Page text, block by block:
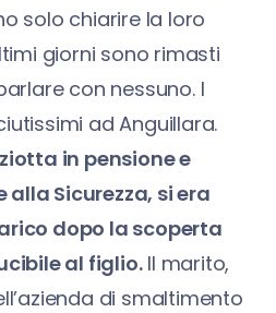
solo chiarire la loro
giorni sono rimasti
con nessuno. I
ad Anguillara.
in pensione e
Sicurezza, si era
dopo la scoperta
al figlio.Il marito,
di smaltimento